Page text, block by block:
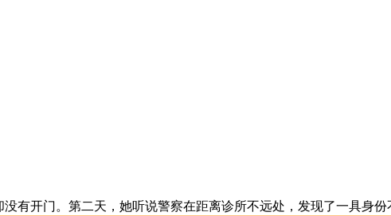
门。第二天，她听说警察在距离诊所不远处，发现了一具身份